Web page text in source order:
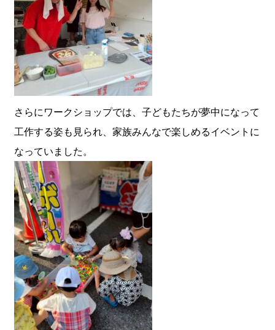
さらにワークショップでは、子どもたちが夢中になって
工作する姿も見られ、家族みんなで楽しめるイベントに
なっていました。